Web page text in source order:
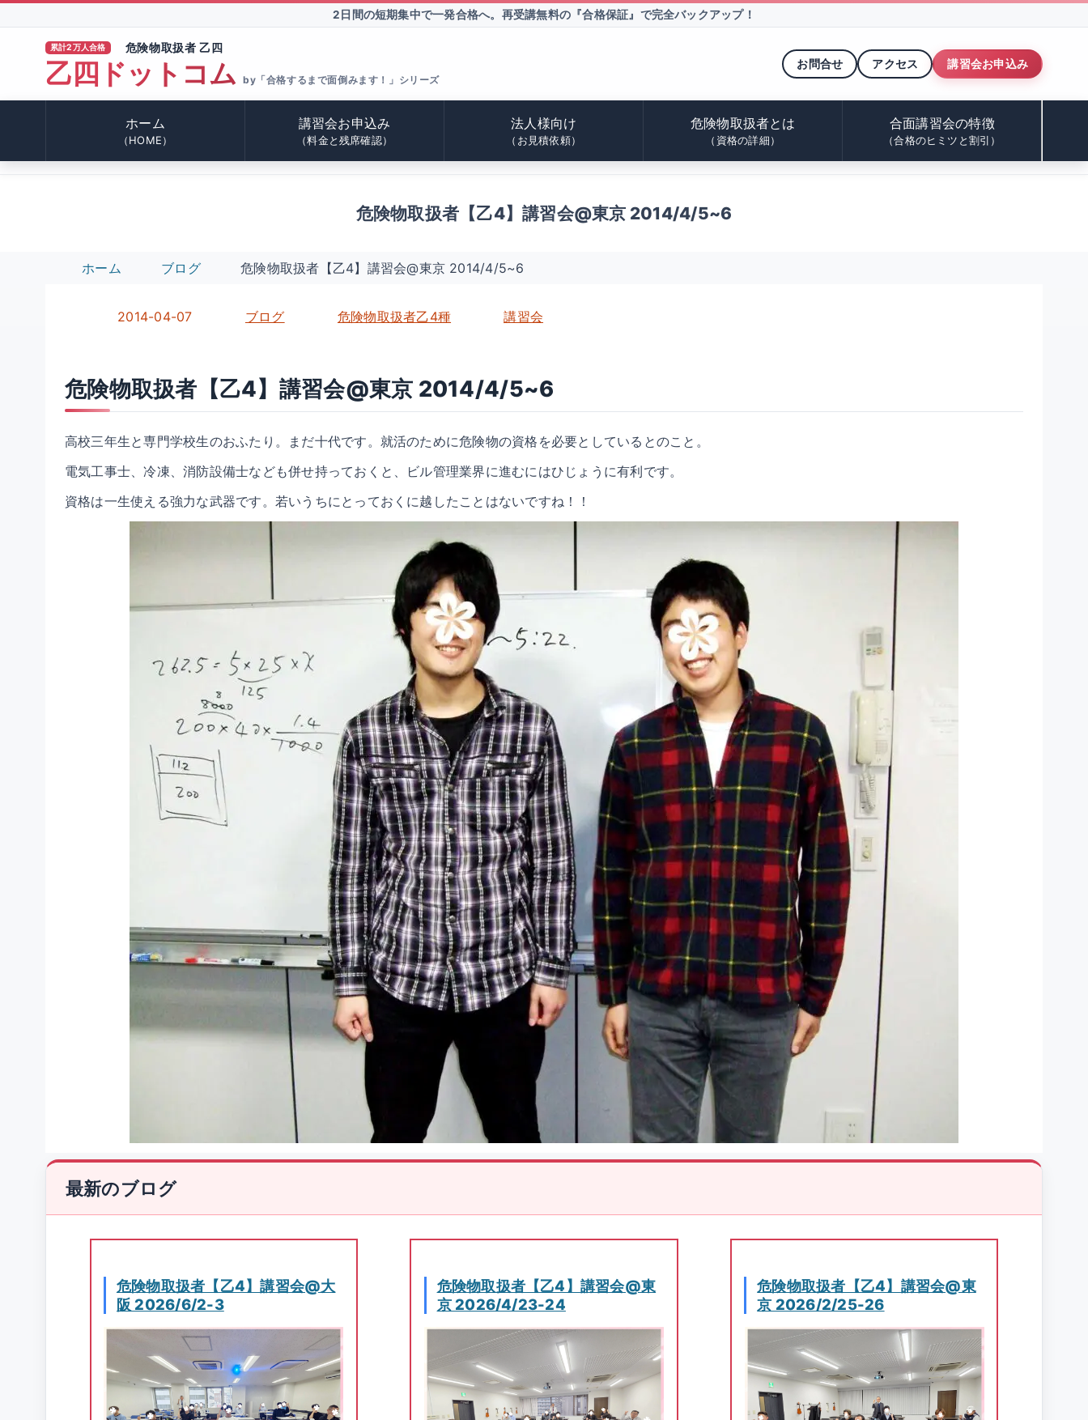
2日間の短期集中で一発合格へ。 再受講無料の『合格保証』で完全バックアップ！
累計2万人合格 危険物取扱者 乙四
乙四ドットコム by「合格するまで面倒みます！」シリーズ
お問合せ アクセス 講習会お申込み
ホーム
（HOME）
講習会お申込み
（料金と残席確認）
法人様向け
（お見積依頼）
危険物取扱者とは
（資格の詳細）
合面講習会の特徴
（合格のヒミツと割引）
危険物取扱者【乙4】講習会@東京 2014/4/5~6
ホーム ブログ 危険物取扱者【乙4】講習会@東京 2014/4/5~6
2014-04-07 ブログ 危険物取扱者乙4種 講習会
危険物取扱者【乙4】講習会@東京 2014/4/5~6
高校三年生と専門学校生のおふたり。まだ十代です。就活のために危険物の資格を必要としているとのこと。
電気工事士、冷凍、消防設備士なども併せ持っておくと、ビル管理業界に進むにはひじょうに有利です。
資格は一生使える強力な武器です。若いうちにとっておくに越したことはないですね！！
最新のブログ
危険物取扱者【乙4】講習会@大
阪 2026/6/2-3
危険物取扱者【乙4】講習会@東
京 2026/4/23-24
危険物取扱者【乙4】講習会@東
京 2026/2/25-26